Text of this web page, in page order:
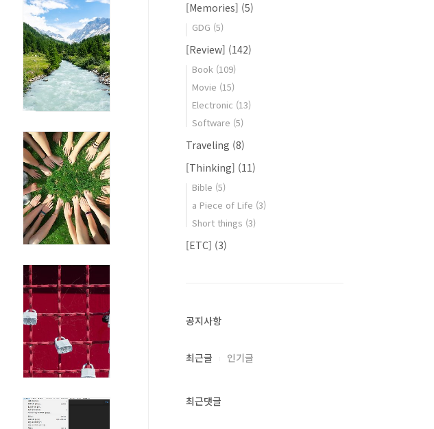
[Memories] (5)
GDG (5)
[Review] (142)
Book (109)
Movie (15)
Electronic (13)
Software (5)
Traveling (8)
[Thinking] (11)
Bible (5)
a Piece of Life (3)
Short things (3)
[ETC] (3)
공지사항
최근글 인기글
최근댓글